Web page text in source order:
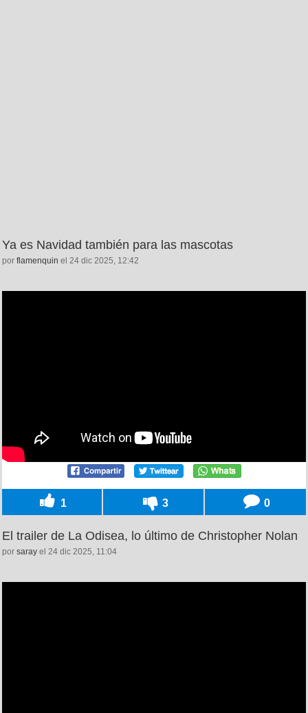
Ya es Navidad también para las mascotas
por flamenquin el 24 dic 2025, 12:42
1 3 0
El trailer de La Odisea, lo último de Christopher Nolan
por saray el 24 dic 2025, 11:04